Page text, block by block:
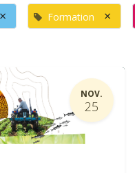
× Formation ×
NOV.
25